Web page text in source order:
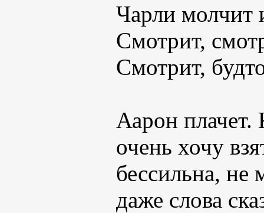
Чарли молчит
Смотрит,
Смотрит,
Аарон плачет.
очень хочу
бессильна, не
даже слова